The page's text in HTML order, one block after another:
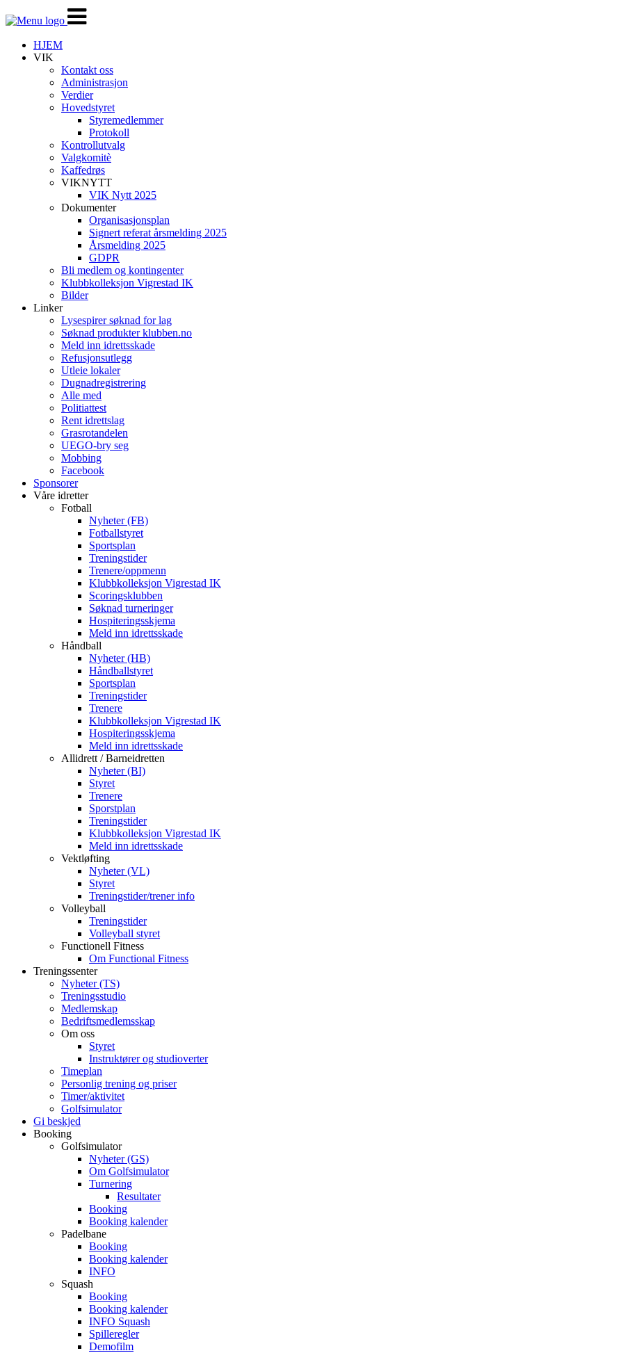
Veksle
navigasjon
HJEM
VIK
Kontakt oss
Administrasjon
Verdier
Hovedstyret
Styremedlemmer
Protokoll
Kontrollutvalg
Valgkomitè
Kaffedrøs
VIKNYTT
VIK Nytt 2025
Dokumenter
Organisasjonsplan
Signert referat årsmelding 2025
Årsmelding 2025
GDPR
Bli medlem og kontingenter
Klubbkolleksjon Vigrestad IK
Bilder
Linker
Lysespirer søknad for lag
Søknad produkter klubben.no
Meld inn idrettsskade
Refusjonsutlegg
Utleie lokaler
Dugnadregistrering
Alle med
Politiattest
Rent idrettslag
Grasrotandelen
UEGO-bry seg
Mobbing
Facebook
Sponsorer
Våre idretter
Fotball
Nyheter (FB)
Fotballstyret
Sportsplan
Treningstider
Trenere/oppmenn
Klubbkolleksjon Vigrestad IK
Scoringsklubben
Søknad turneringer
Hospiteringsskjema
Meld inn idrettsskade
Håndball
Nyheter (HB)
Håndballstyret
Sportsplan
Treningstider
Trenere
Klubbkolleksjon Vigrestad IK
Hospiteringsskjema
Meld inn idrettsskade
Allidrett / Barneidretten
Nyheter (BI)
Styret
Trenere
Sporstplan
Treningstider
Klubbkolleksjon Vigrestad IK
Meld inn idrettsskade
Vektløfting
Nyheter (VL)
Styret
Treningstider/trener info
Volleyball
Treningstider
Volleyball styret
Functionell Fitness
Om Functional Fitness
Treningssenter
Nyheter (TS)
Treningsstudio
Medlemskap
Bedriftsmedlemsskap
Om oss
Styret
Instruktører og studioverter
Timeplan
Personlig trening og priser
Timer/aktivitet
Golfsimulator
Gi beskjed
Booking
Golfsimulator
Nyheter (GS)
Om Golfsimulator
Turnering
Resultater
Booking
Booking kalender
Padelbane
Booking
Booking kalender
INFO
Squash
Booking
Booking kalender
INFO Squash
Spilleregler
Demofilm